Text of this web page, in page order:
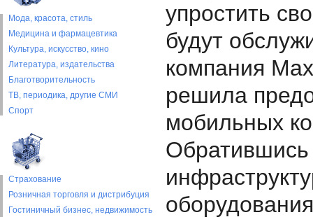
Мода, красота, стиль
Медицина и фармацевтика
Культура, искусство, кино
Литература, издательства
Благотворительность
ТВ, периодика, другие СМИ
Спорт
Страхование
Розничная торговля и дистрибуция
Гостиничный бизнес, недвижимость
упростить
будут
компания
решила
мобильных
Обратившись